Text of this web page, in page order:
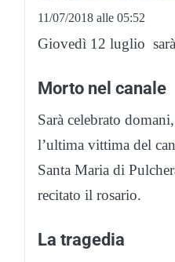
11/07/2018 alle 05:52
Giovedì 12 luglio sarà
Morto nel canale
Sarà celebrato
l’ultima vittima del
Santa Maria di
recitato il rosario.
La tragedia